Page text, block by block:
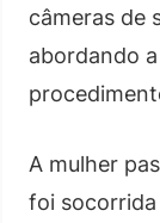
câmeras de
abordando
A mulher
foi socorrida